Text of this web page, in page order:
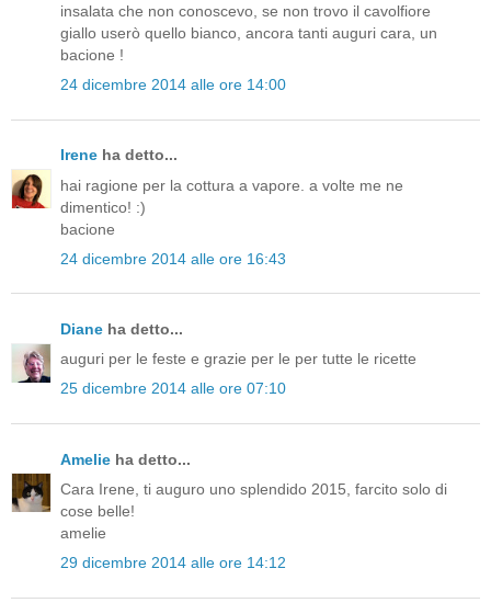
insalata che non conoscevo, se non trovo il cavolfiore
giallo userò quello bianco, ancora tanti auguri cara, un
bacione !
24 dicembre 2014 alle ore 14:00
Irene ha detto...
hai ragione per la cottura a vapore. a volte me ne
dimentico! :)
bacione
24 dicembre 2014 alle ore 16:43
Diane ha detto...
auguri per le feste e grazie per le per tutte le ricette
25 dicembre 2014 alle ore 07:10
Amelie ha detto...
Cara Irene, ti auguro uno splendido 2015, farcito solo di
cose belle!
amelie
29 dicembre 2014 alle ore 14:12